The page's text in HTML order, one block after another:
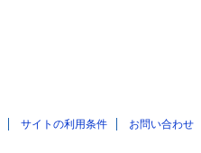
サイトの利用条件 お問い合わせ